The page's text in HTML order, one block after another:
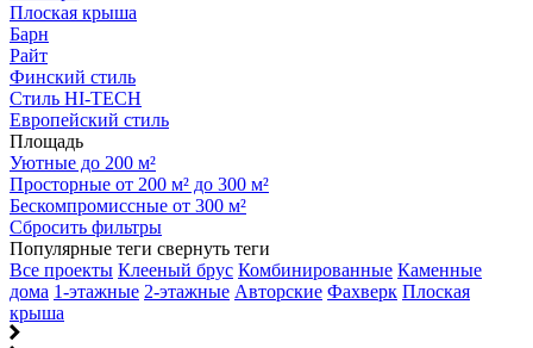
Плоская крыша
Барн
Райт
Финский стиль
Стиль HI-TECH
Европейский стиль
Площадь
Уютные до 200 м²
Просторные от 200 м² до 300 м²
Бескомпромиссные от 300 м²
Сбросить фильтры
Популярные теги свернуть теги
Все проекты Клееный брус Комбинированные Каменные
дома 1-этажные 2-этажные Авторские Фахверк Плоская
крыша